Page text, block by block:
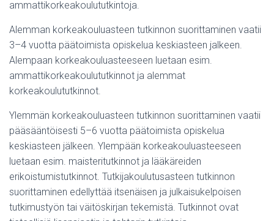
ammattikorkeakoulututkintoja.
Alemman korkeakouluasteen tutkinnon suorittaminen vaatii
3–4 vuotta päätoimista opiskelua keskiasteen jalkeen.
Alempaan korkeakouluasteeseen luetaan esim.
ammattikorkeakoulututkinnot ja alemmat
korkeakoulututkinnot.
Ylemmän korkeakouluasteen tutkinnon suorittaminen vaatii
pääsääntöisesti 5–6 vuotta päätoimista opiskelua
keskiasteen jälkeen. Ylempään korkeakouluasteeseen
luetaan esim. maisteritutkinnot ja lääkäreiden
erikoistumistutkinnot. Tutkijakoulutusasteen tutkinnon
suorittaminen edellyttää itsenäisen ja julkaisukelpoisen
tutkimustyön tai väitöskirjan tekemistä. Tutkinnot ovat